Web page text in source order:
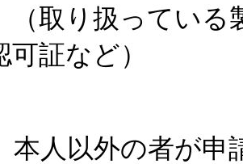
扱っている製
証など）
本人以外の者が申